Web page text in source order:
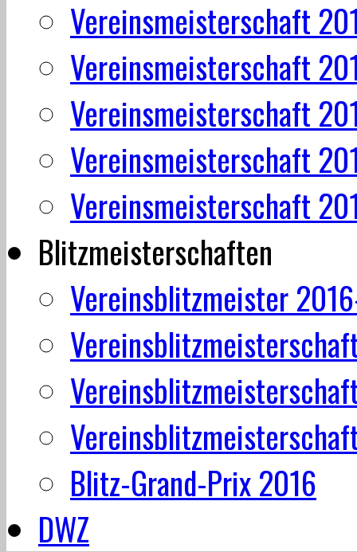
Vereinsmeisterschaft
Vereinsmeisterschaft
Vereinsmeisterschaft
Vereinsmeisterschaft
Vereinsmeisterschaft
Blitzmeisterschaften
Vereinsblitzmeister
Blitz-Grand-Prix 2016
DWZ